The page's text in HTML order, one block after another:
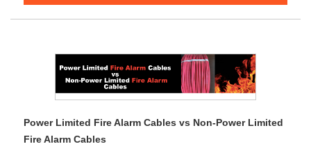
Power Limited Fire Alarm Cables vs Non-Power Limited
Fire Alarm Cables